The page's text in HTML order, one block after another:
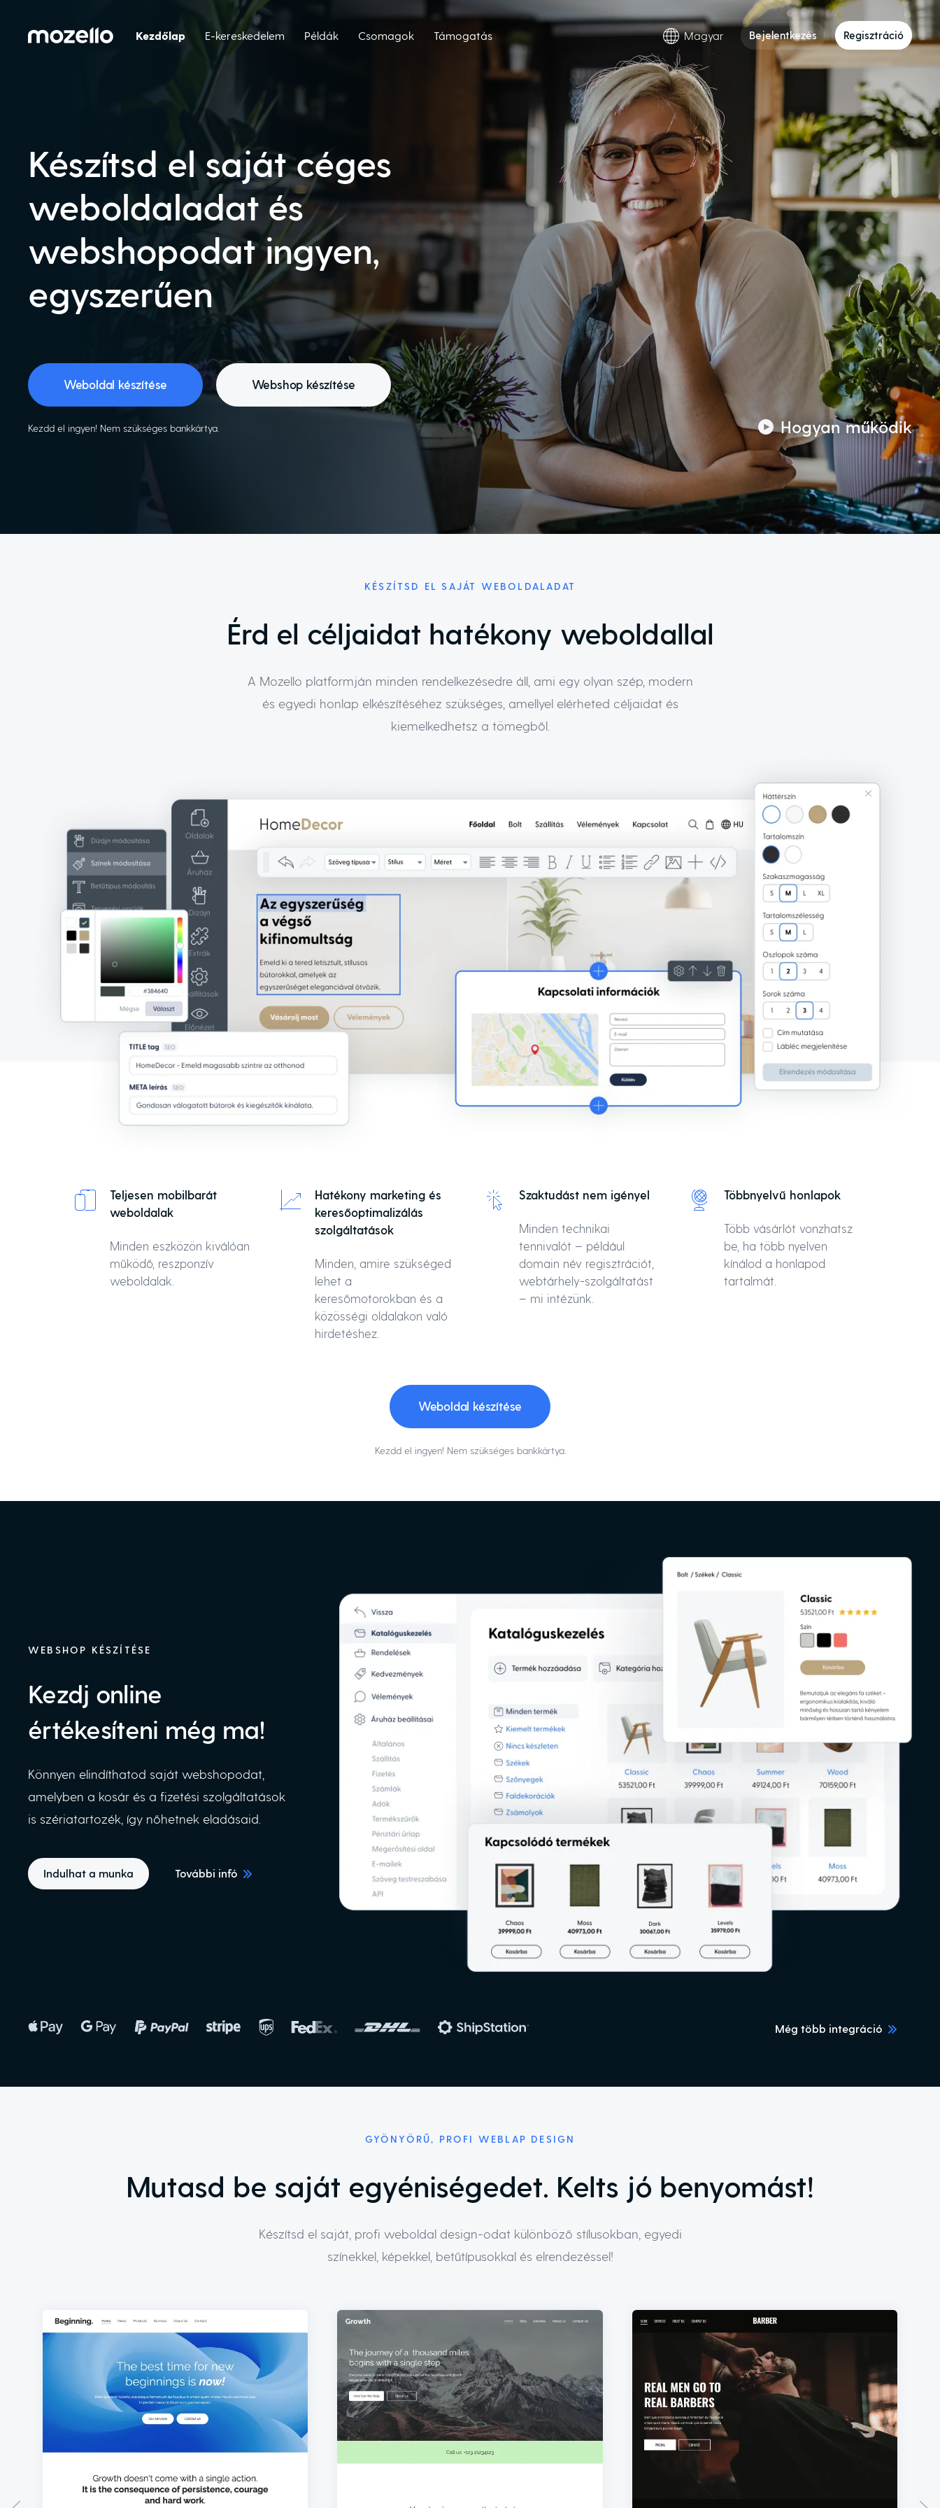
Kezdőlap E-kereskedelem Példák Csomagok Támogatás Magyar Bejelentkezés Regisztráció
Készítsd el saját céges
weboldaladat és
webshopodat ingyen,
egyszerűen
Weboldal készítése Webshop készítése
Kezdd el ingyen! Nem szükséges bankkártya. Hogyan működik
KÉSZÍTSD EL SAJÁT WEBOLDALADAT
Érd el céljaidat hatékony weboldallal
A Mozello platformján minden rendelkezésedre áll, ami egy olyan szép, modern
és egyedi honlap elkészítéséhez szükséges, amellyel elérheted céljaidat és
kiemelkedhetsz a tömegből.
Teljesen mobilbarát
weboldalak
Minden eszközön kiválóan
működő, reszponzív
weboldalak.
Hatékony marketing és
keresőoptimalizálás
szolgáltatások
Minden, amire szükséged
lehet a
keresőmotorokban és a
közösségi oldalakon való
hirdetéshez.
Szaktudást nem igényel
Minden technikai
tennivalót – például
domain név regisztrációt,
webtárhely-szolgáltatást
– mi intézünk.
Többnyelvű honlapok
Több vásárlót vonzhatsz
be, ha több nyelven
kínálod a honlapod
tartalmát.
Weboldal készítése
Kezdd el ingyen! Nem szükséges bankkártya.
WEBSHOP KÉSZÍTÉSE
Kezdj online
értékesíteni még ma!
Könnyen elindíthatod saját webshopodat,
amelyben a kosár és a fizetési szolgáltatások
is szériatartozék, így nőhetnek eladásaid.
Indulhat a munka További infó
Még több integráció
GYÖNYÖRŰ, PROFI WEBLAP DESIGN
Mutasd be saját egyéniségedet. Kelts jó benyomást!
Készítsd el saját, profi weboldal design-odat különböző stílusokban, egyedi
színekkel, képekkel, betűtípusokkal és elrendezéssel!